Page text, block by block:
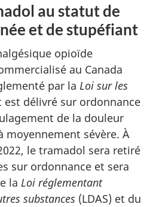
au statut de
et de stupéfiant
opioïde
au Canada
par la Loi sur les
est délivré sur ordonnance
de la douleur
sévère. À
le tramadol sera retiré
sur ordonnance et sera
la Loi réglementant
substances (LDAS) et du